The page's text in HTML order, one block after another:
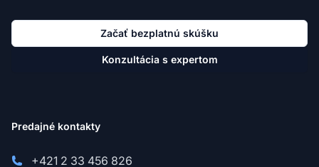
Začať bezplatnú skúšku
Konzultácia s expertom
Predajné kontakty
+421 2 33 456 826